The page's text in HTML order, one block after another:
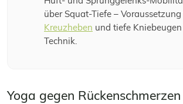
über Squat-Tiefe –
Kreuzheben und tiefe
Technik.
Yoga gegen Rückenschmerzen